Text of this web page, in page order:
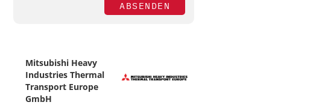
ABSENDEN
Mitsubishi Heavy
Industries Thermal
Transport Europe
GmbH